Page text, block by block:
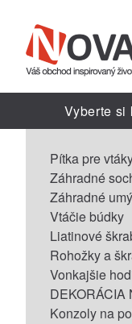
Vyberte si
Pítka pre
Záhradné
Záhradné
Vtáčie búdky
Liatinové
Rohožky a
Vonkajšie
DEKORÁCIA
Konzoly na